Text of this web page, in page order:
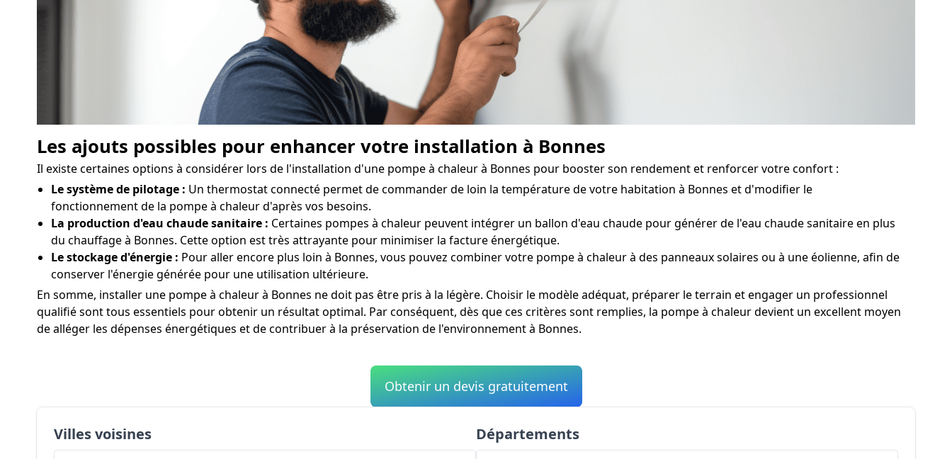
Les ajouts possibles pour enhancer votre installation à Bonnes
Il existe certaines options à considérer lors de l'installation d'une pompe à chaleur à Bonnes pour booster son rendement et renforcer votre confort :
Le système de pilotage : Un thermostat connecté permet de commander de loin la température de votre habitation à Bonnes et d'modifier le
fonctionnement de la pompe à chaleur d'après vos besoins.
La production d'eau chaude sanitaire : Certaines pompes à chaleur peuvent intégrer un ballon d'eau chaude pour générer de l'eau chaude sanitaire en plus
du chauffage à Bonnes. Cette option est très attrayante pour minimiser la facture énergétique.
Le stockage d'énergie : Pour aller encore plus loin à Bonnes, vous pouvez combiner votre pompe à chaleur à des panneaux solaires ou à une éolienne, afin de
conserver l'énergie générée pour une utilisation ultérieure.
En somme, installer une pompe à chaleur à Bonnes ne doit pas être pris à la légère. Choisir le modèle adéquat, préparer le terrain et engager un professionnel
qualifié sont tous essentiels pour obtenir un résultat optimal. Par conséquent, dès que ces critères sont remplies, la pompe à chaleur devient un excellent moyen
de alléger les dépenses énergétiques et de contribuer à la préservation de l'environnement à Bonnes.
Obtenir un devis gratuitement
Villes voisines Départements